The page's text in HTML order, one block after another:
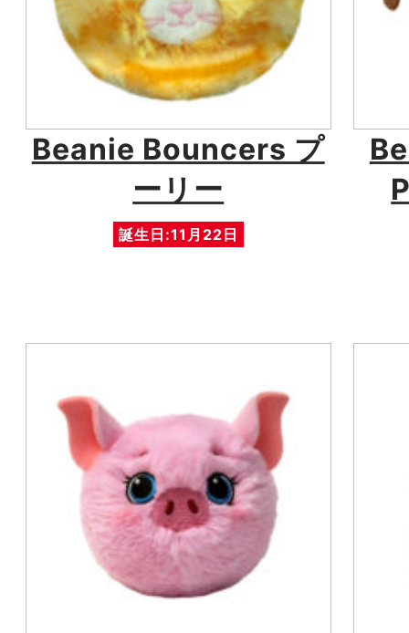
Beanie Bouncers プ
ーリー
誕生日:11月22日